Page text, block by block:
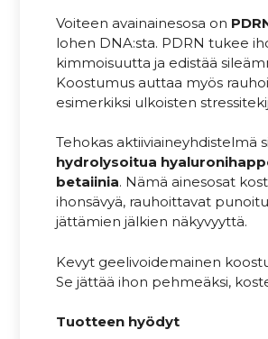
Voiteen avainainesosa on
lohen DNA:sta. PDRN tukee
kimmoisuutta ja edistää
Koostumus auttaa myös
esimerkiksi ulkoisten
Tehokas aktiiviaineyhdistelmä
hydrolysoitua
betaiinia. Nämä ainesosat
ihonsävyä, rauhoittavat
jättämien jälkien näkyvyyttä.
Kevyt geelivoidemainen
Se jättää ihon pehmeäksi,
Tuotteen hyödyt